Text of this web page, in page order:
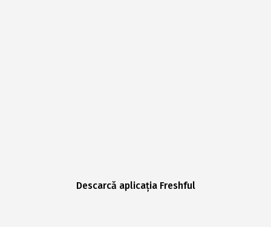
Descarcă aplicația Freshful